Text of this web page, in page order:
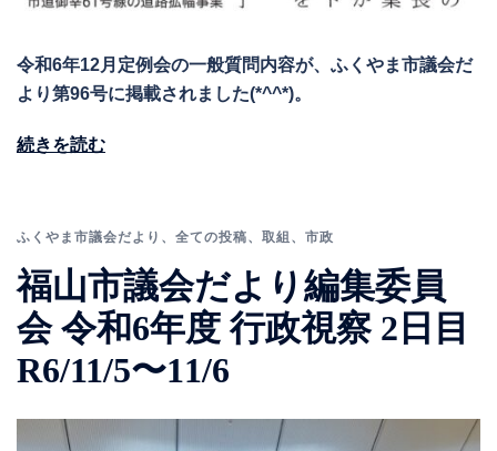
令和6年12月定例会の一般質問内容が、ふくやま市議会だ
より第96号に掲載されました(*^^*)。
続きを読む
ふくやま市議会だより 、 全ての投稿、 取組 、 市政
福山市議会だより編集委員
会 令和6年度 行政視察 2日目
R6/11/5〜11/6